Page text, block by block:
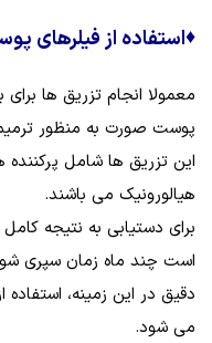
♦استفاده از فیلرهای
معمولا انجام تزریق‌ ها
پوست صورت به منظور ترمیم
این تزریق‌ ها شامل پرکننده‌
هیالورونیک می‌ باشند.
برای دستیابی به نتیجه
است چند ماه زمان سپری
دقیق در این زمینه، استفاده
می شود.